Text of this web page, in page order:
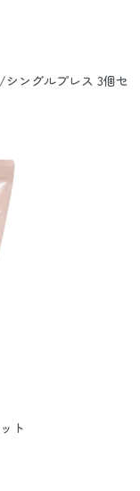
シングルプレス 3個セ
ト